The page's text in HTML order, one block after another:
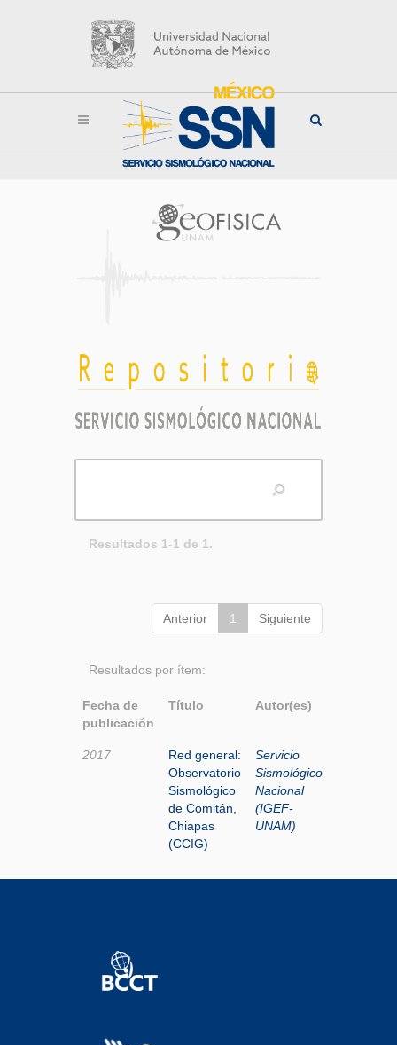
Resultados 1-1 de 1.
Anterior 1 Siguiente
Resultados por ítem:
Fecha de
publicación
Título Autor(es)
2017
Red general:
Observatorio
Sismológico
de Comitán,
Chiapas
(CCIG)
Servicio
Sismológico
Nacional
(IGEF-
UNAM)